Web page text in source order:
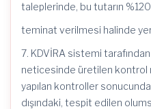
taleplerinde, bu tutarın
teminat verilmesi halinde
7. KDVİRA sistemi
neticesinde üretilen kontrol
yapılan kontroller
dışındaki, tespit edilen